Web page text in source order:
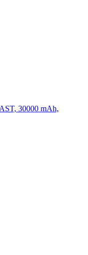
30000 mAh,